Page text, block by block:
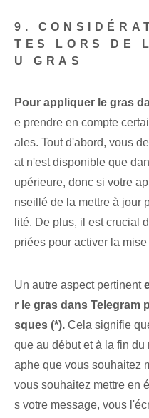
9.
TES LORS DE
U GRAS
Pour appliquer le gras
e prendre en compte
ales. Tout d'abord, vous
at n'est disponible que
upérieure, donc si votre
nseillé de la mettre à jour
lité. De plus, il est crucial
priées pour activer la
Un autre aspect pertinent⁤
r le gras dans Telegram
sques (*). Cela signifie
que au début et à la fin
aphe que vous souhaitez
vous souhaitez mettre en
s votre message, vous